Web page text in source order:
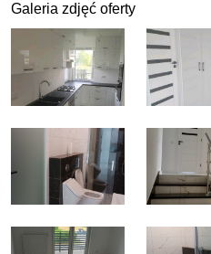
Galeria zdjęć oferty